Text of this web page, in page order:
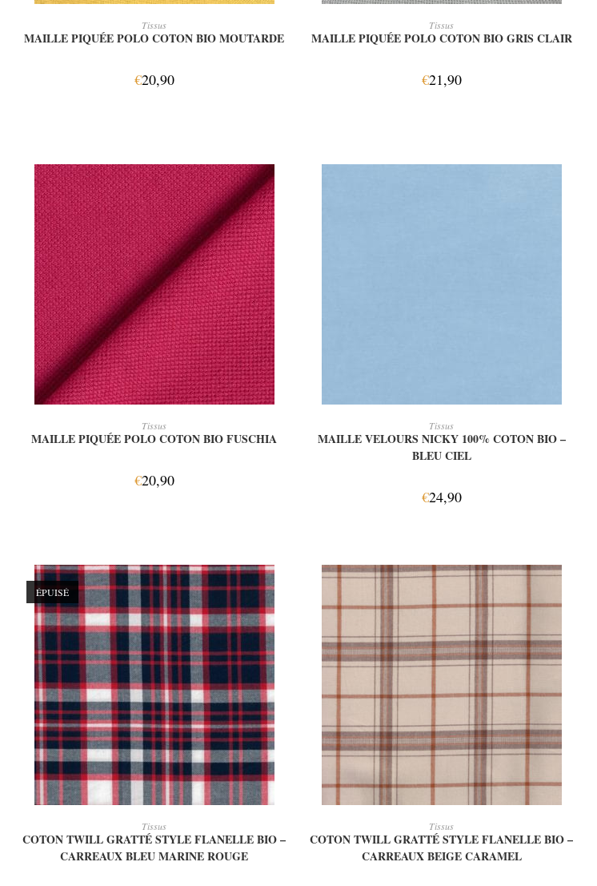
Tissus
MAILLE PIQUÉE POLO COTON BIO MOUTARDE
€20,90
Tissus
MAILLE PIQUÉE POLO COTON BIO GRIS CLAIR
€21,90
Tissus
MAILLE PIQUÉE POLO COTON BIO FUSCHIA
€20,90
Tissus
MAILLE VELOURS NICKY 100% COTON BIO –
BLEU CIEL
€24,90
ÉPUISÉ
Tissus
COTON TWILL GRATTÉ STYLE FLANELLE BIO –
CARREAUX BLEU MARINE ROUGE
Tissus
COTON TWILL GRATTÉ STYLE FLANELLE BIO –
CARREAUX BEIGE CARAMEL